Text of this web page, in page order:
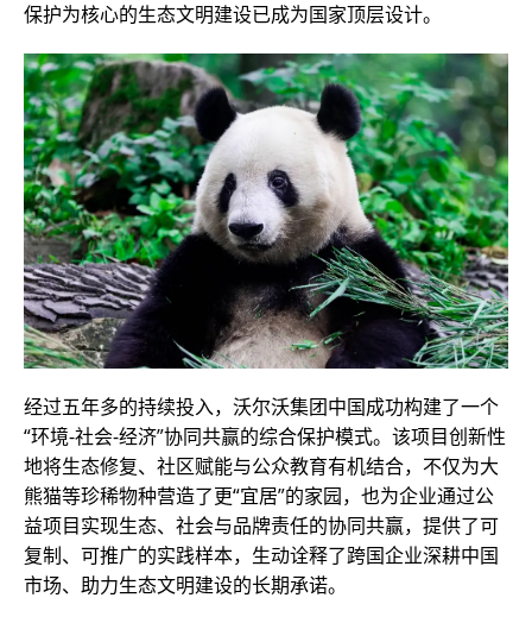
保护为核心的生态文明建设已成为国家顶层设计。
经过五年多的持续投入，沃尔沃集团中国成功构建了一个
“环境-社会-经济”协同共赢的综合保护模式。该项目创新性
地将生态修复、社区赋能与公众教育有机结合，不仅为大
熊猫等珍稀物种营造了更“宜居”的家园，也为企业通过公
益项目实现生态、社会与品牌责任的协同共赢，提供了可
复制、可推广的实践样本，生动诠释了跨国企业深耕中国
市场、助力生态文明建设的长期承诺。